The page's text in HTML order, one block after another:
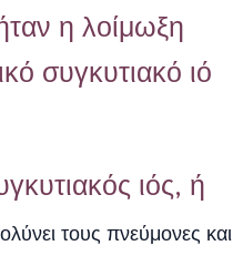
η λοίμωξη
συγκυτιακό ιό
ιός, ή
τους πνεύμονες και